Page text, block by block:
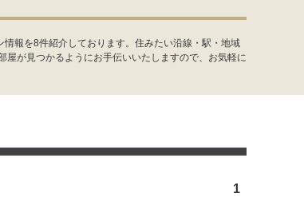
報を8件紹介しております。住みたい沿線・駅・地域
が見つかるようにお手伝いいたしますので、お気軽に
1